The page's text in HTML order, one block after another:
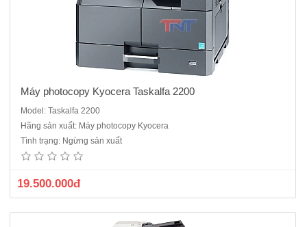
Máy photocopy Kyocera Taskalfa 2200
Model: Taskalfa 2200
Hãng sản xuất: Máy photocopy Kyocera
Tình trạng: Ngừng sản xuất
19.500.000đ
Máy photocopy Kyocera Taskalfa FS6525 MFPChức năng chính: Copy
- In mạng - Quét màu, RADF, Duplex · Tốc độ copy/ In: 25 trang
A4/phút · Bộ nhớ chuẩn: 1 GB · Sao chụp nhân bản liên tục: 999